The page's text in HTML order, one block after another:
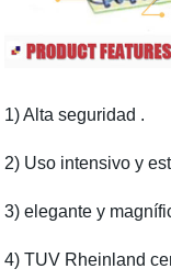
1) Alta seguridad .
2) Uso intensivo y
3) elegante y
4) TUV Rheinland